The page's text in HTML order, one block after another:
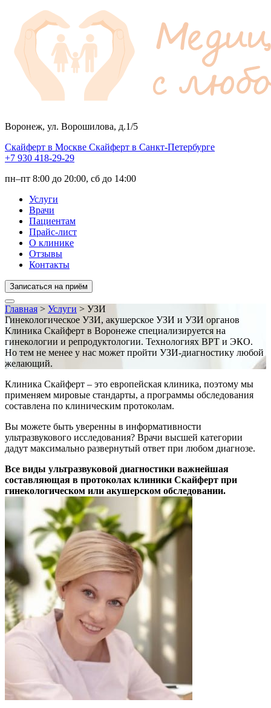
Воронеж, ул. Ворошилова, д.1/5
Скайферт в Москве Скайферт в Санкт-Петербурге
+7 930 418-29-29
пн–пт 8:00 до 20:00, сб до 14:00
Услуги
Врачи
Пациентам
Прайс-лист
О клинике
Отзывы
Контакты
Записаться на приём
Главная > Услуги > УЗИ
Гинекологическое УЗИ, акушерское УЗИ и УЗИ органов
Клиника Скайферт в Воронеже специализируется на
гинекологии и репродуктологии. Технологиях ВРТ и ЭКО.
Но тем не менее у нас может пройти УЗИ-диагностику любой
желающий.
Клиника Скайферт – это европейская клиника, поэтому мы
применяем мировые стандарты, а программы обследования
составлена по клиническим протоколам.
Вы можете быть уверенны в информативности
ультразвукового исследования? Врачи высшей категории
дадут максимально развернутый ответ при любом диагнозе.
Все виды ультразвуковой диагностики важнейшая
составляющая в протоколах клиники Скайферт при
гинекологическом или акушерском обследовании.